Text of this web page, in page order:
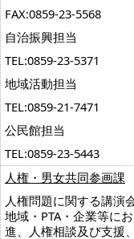
FAX:0859-23-5568
自治振興担当
TEL:0859-23-5371
地域活動担当
TEL:0859-21-7471
公民館担当
TEL:0859-23-5443
人権・男女共同参画課
人権問題に関する講演
地域・PTA・企業等に
進、人権相談及び支援